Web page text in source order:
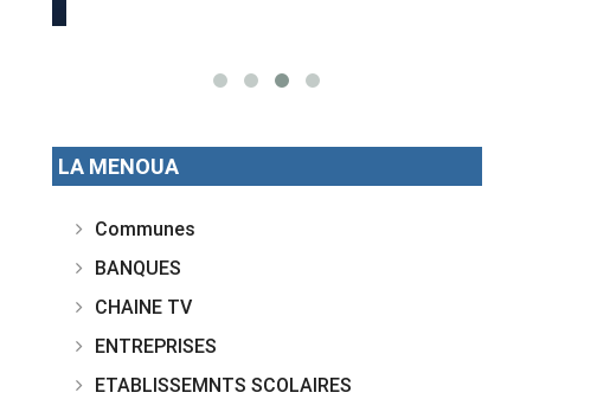
LA MENOUA
Communes
BANQUES
CHAINE TV
ENTREPRISES
ETABLISSEMNTS SCOLAIRES